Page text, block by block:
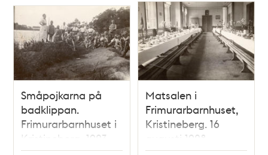
Småpojkarna på
badklippan.
Frimurarbarnhuset i
Kristineberg, 1923.
Matsalen i
Frimurarbarnhuset,
Kristineberg. 16
augusti 1928